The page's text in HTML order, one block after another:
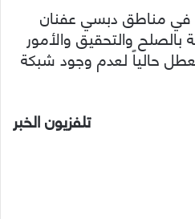
في مناطق دبسي عفنان
والتحقيق والأمور
حالياً لعدم وجود شبكة
تلفزيون الخبر